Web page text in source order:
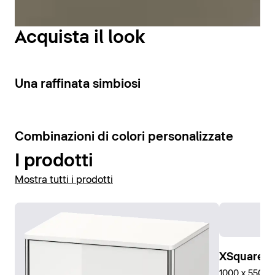
Visualizza gli armadietti a specchio
Acquista il look
3
Una raffinata simbiosi
4
Combinazioni di colori personalizzate
I prodotti
Mostra tutti i prodotti
XSquare